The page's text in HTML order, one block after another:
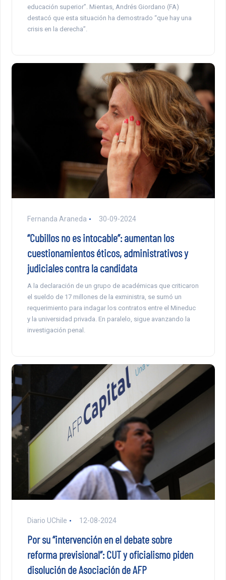
educación superior”. Mientas, Andrés Giordano (FA)
destacó que esta situación ha demostrado “que hay una
crisis en la derecha”.
Fernanda Araneda 30-09-2024
“Cubillos no es intocable”: aumentan los
cuestionamientos éticos, administrativos y
judiciales contra la candidata
A la declaración de un grupo de académicas que criticaron
el sueldo de 17 millones de la exministra, se sumó un
requerimiento para indagar los contratos entre el Mineduc
y la universidad privada. En paralelo, sigue avanzando la
investigación penal.
Diario UChile 12-08-2024
Por su “intervención en el debate sobre
reforma previsional”: CUT y oficialismo piden
disolución de Asociación de AFP